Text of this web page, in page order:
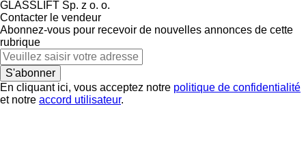
GLASSLIFT Sp. z o. o.
Contacter le vendeur
Abonnez-vous pour recevoir de nouvelles annonces de cette
rubrique
S'abonner
En cliquant ici, vous acceptez notre politique de confidentialité
et notre accord utilisateur.